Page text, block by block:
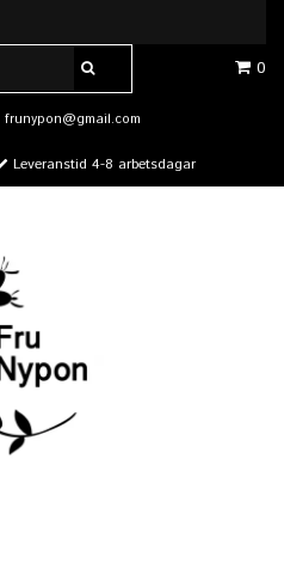
0
frunypon@gmail.com
Leveranstid 4-8 arbetsdagar